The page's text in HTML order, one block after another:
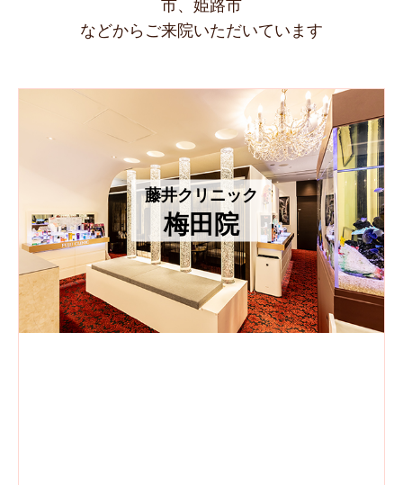
市、姫路市
などからご来院いただいています
藤井クリニック
梅田院